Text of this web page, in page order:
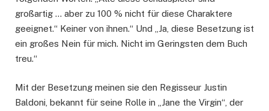
großartig … aber zu 100 % nicht für diese Charaktere
geeignet.“ Keiner von ihnen.“ Und „Ja, diese Besetzung ist
ein großes Nein für mich. Nicht im Geringsten dem Buch
treu.“
Mit der Besetzung meinen sie den Regisseur Justin
Baldoni, bekannt für seine Rolle in „Jane the Virgin“, der